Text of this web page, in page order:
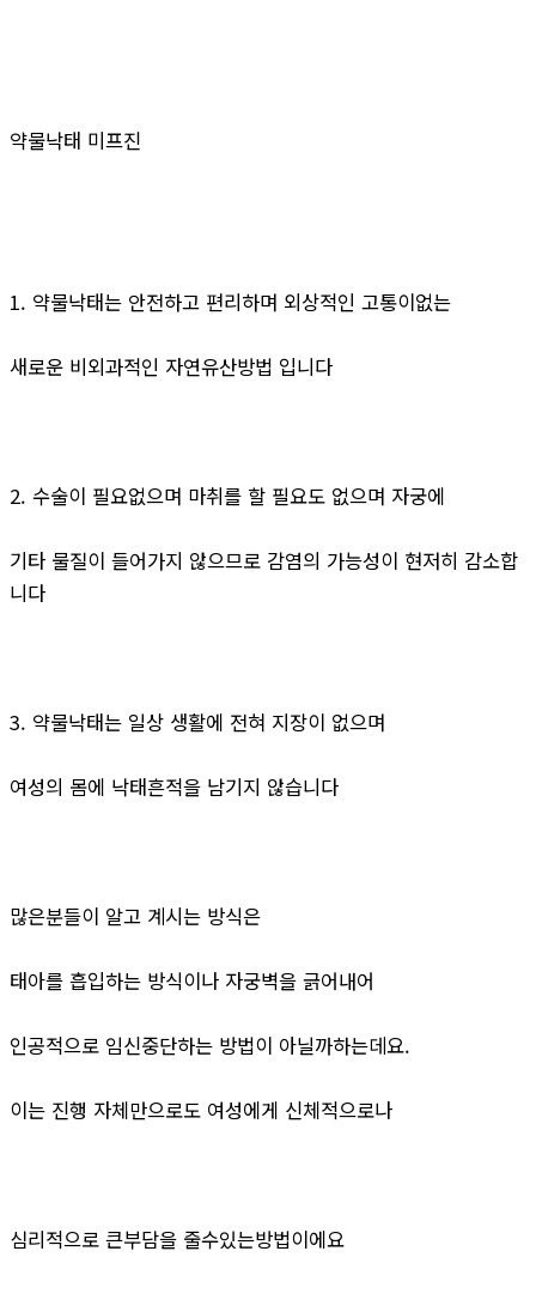
약물낙태 미프진
1. 약물낙태는 안전하고 편리하며 외상적인 고통이없는
새로운 비외과적인 자연유산방법 입니다
2. 수술이 필요없으며 마취를 할 필요도 없으며 자궁에
기타 물질이 들어가지 않으므로 감염의 가능성이 현저히 감소합
니다
3. 약물낙태는 일상 생활에 전혀 지장이 없으며
여성의 몸에 낙태흔적을 남기지 않습니다
많은분들이 알고 계시는 방식은
태아를 흡입하는 방식이나 자궁벽을 긁어내어
인공적으로 임신중단하는 방법이 아닐까하는데요.
이는 진행 자체만으로도 여성에게 신체적으로나
심리적으로 큰부담을 줄수있는방법이에요